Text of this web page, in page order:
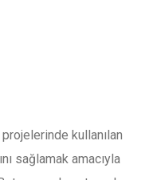
kullanılan
sağlamak amacıyla